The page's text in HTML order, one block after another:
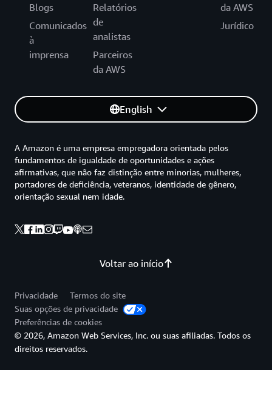
Blogs
Comunicados
à
imprensa
Relatórios
de
analistas
Parceiros
da AWS
da AWS
Jurídico
English
Voltar ao início
A Amazon é uma empresa empregadora orientada pelos
fundamentos de igualdade de oportunidades e ações
afirmativas, que não faz distinção entre minorias, mulheres,
portadores de deficiência, veteranos, identidade de gênero,
orientação sexual nem idade.
Privacidade
Termos do site
Suas opções de privacidade
Preferências de cookies
© 2026, Amazon Web Services, Inc. ou suas afiliadas. Todos os
direitos reservados.